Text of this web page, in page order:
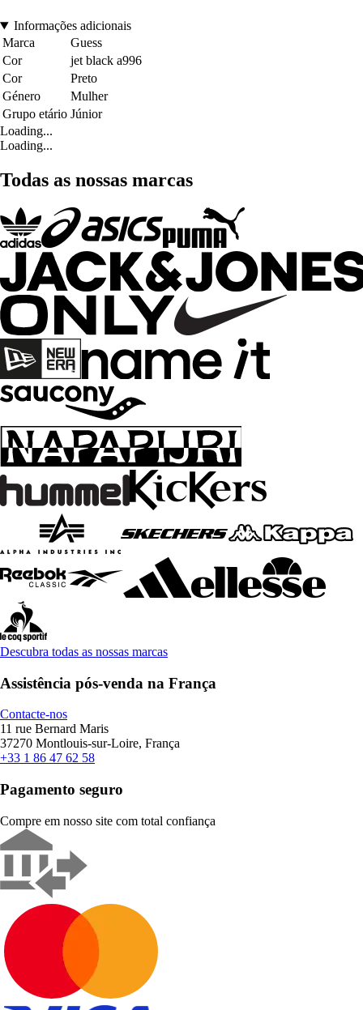
Informações adicionais
Marca
Guess
Cor
jet black a996
Cor
Preto
Género
Mulher
Grupo etário Júnior
Loading...
Loading...
Todas as nossas marcas
Descubra todas as nossas marcas
Assistência pós-venda na França
Contacte-nos
11 rue Bernard Maris
37270 Montlouis-sur-Loire, França
+33 1 86 47 62 58
Pagamento seguro
Compre em nosso site com total confiança